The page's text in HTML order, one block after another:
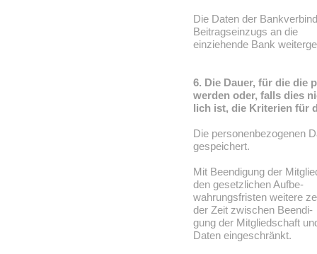
Die Daten der
Beitragseinzugs an die
einziehende Bank
6. Die Dauer, für die die
werden oder, falls dies
lich ist, die Kriterien für
Die personenbezogenen
gespeichert.
Mit Beendigung der
den gesetzlichen Aufbe-
wahrungsfristen weitere
der Zeit zwischen Beendi-
gung der Mitgliedschaft
Daten eingeschränkt.